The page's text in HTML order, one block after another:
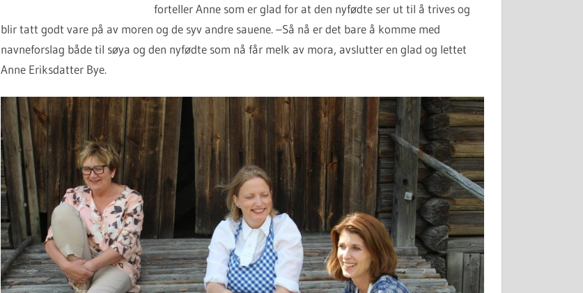
forteller Anne som er glad for at den nyfødte ser ut til å trives og
blir tatt godt vare på av moren og de syv andre sauene. –Så nå er det bare å komme med
navneforslag både til søya og den nyfødte som nå får melk av mora, avslutter en glad og lettet
Anne Eriksdatter Bye.